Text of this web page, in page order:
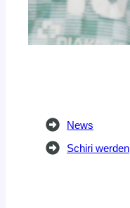
News
Schiri werden